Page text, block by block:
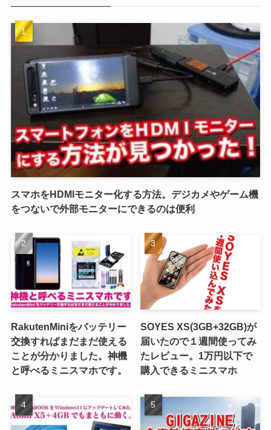
スマホをHDMIモニター化する方法。デジカメやゲーム機
をつないで外部モニターにできるのは便利
RakutenMiniをバッテリー
交換すればまだまだ使える
ことが分かりました。神機
と呼べるミニスマホです。
SOYES XS(3GB+32GB)が
届いたので１週間使ってみ
たレビュー。1万円以下で
購入できるミニスマホ